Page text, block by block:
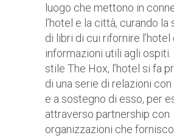
luogo che mettono in
l’hotel e la città, curando la
di libri di cui rifornire l’hotel
informazioni utili agli
stile The Hox, l’hotel si fa
di una serie di relazioni
e a sostegno di esso, per
attraverso partnership con
organizzazioni che